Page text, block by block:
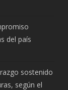
del país
sostenido
según el